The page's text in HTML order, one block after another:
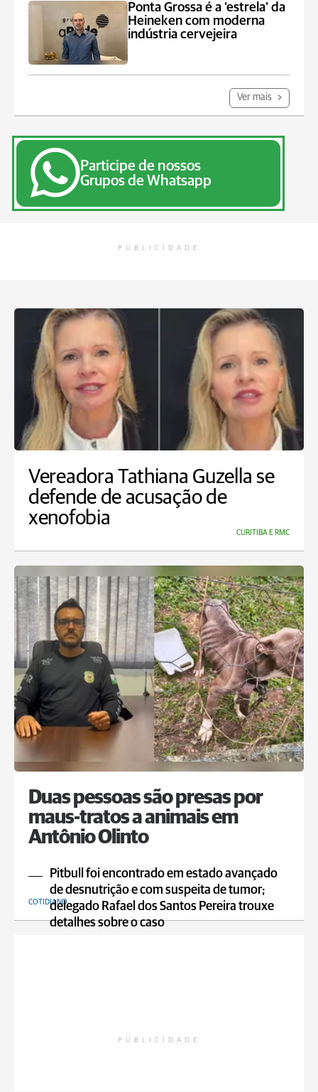
Ponta Grossa é a ‘estrela’ da
Heineken com moderna
indústria cervejeira
Ver mais
Participe de nossos
Grupos de Whatsapp
PUBLICIDADE
Vereadora Tathiana Guzella se
defende de acusação de
xenofobia
CURITIBA E RMC
Duas pessoas são presas por
maus-tratos a animais em
Antônio Olinto
Pitbull foi encontrado em estado avançado
de desnutrição e com suspeita de tumor;
delegado Rafael dos Santos Pereira trouxe
detalhes sobre o caso
COTIDIANO
PUBLICIDADE